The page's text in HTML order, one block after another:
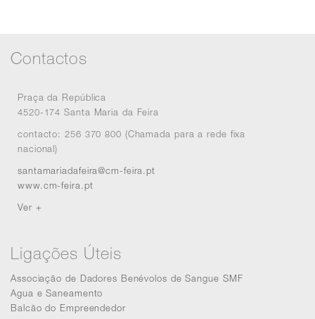
Contactos
Praça da República
4520-174 Santa Maria da Feira
contacto: 256 370 800 (Chamada para a rede fixa
nacional)
santamariadafeira@cm-feira.pt
www.cm-feira.pt
Ver +
Ligações Úteis
Associação de Dadores Benévolos de Sangue SMF
Agua e Saneamento
Balcão do Empreendedor